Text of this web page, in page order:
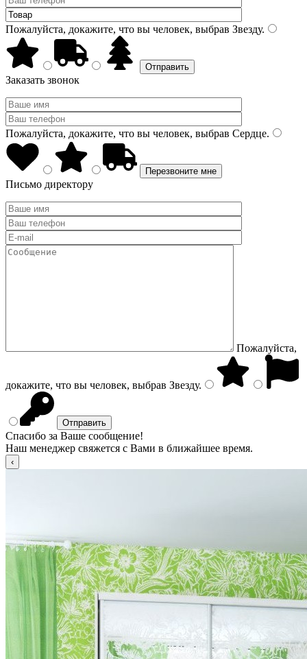
Пожалуйста, докажите, что вы человек, выбрав Звезду.
Заказать звонок
Пожалуйста, докажите, что вы человек, выбрав Сердце.
Письмо директору
Пожалуйста,
докажите, что вы человек, выбрав Звезду.
Спасибо за Ваше сообщение!
Наш менеджер свяжется с Вами в ближайшее время.